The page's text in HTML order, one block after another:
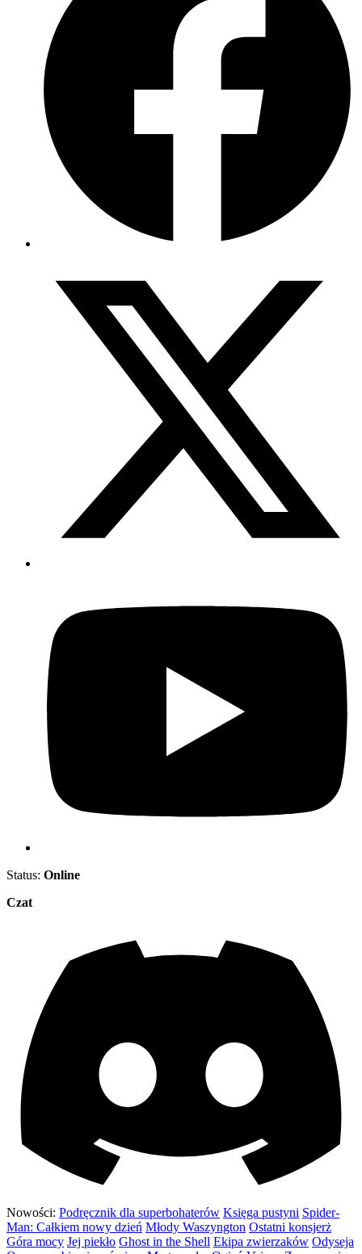
Status: Online
Czat
Nowości: Podręcznik dla superbohaterów Księga pustyni Spider-
Man: Całkiem nowy dzień Młody Waszyngton Ostatni konsjerż
Góra mocy Jej piekło Ghost in the Shell Ekipa zwierzaków Odyseja